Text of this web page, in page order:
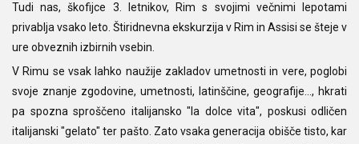
Tudi nas, škofijce 3. letnikov, Rim s svojimi večnimi lepotami
privablja vsako leto. Štiridnevna ekskurzija v Rim in Assisi se šteje v
ure obveznih izbirnih vsebin.
V Rimu se vsak lahko naužije zakladov umetnosti in vere, poglobi
svoje znanje zgodovine, umetnosti, latinščine, geografije..., hkrati
pa spozna sproščeno italijansko "la dolce vita", poskusi odličen
italijanski "gelato" ter pašto. Zato vsaka generacija obišče tisto, kar